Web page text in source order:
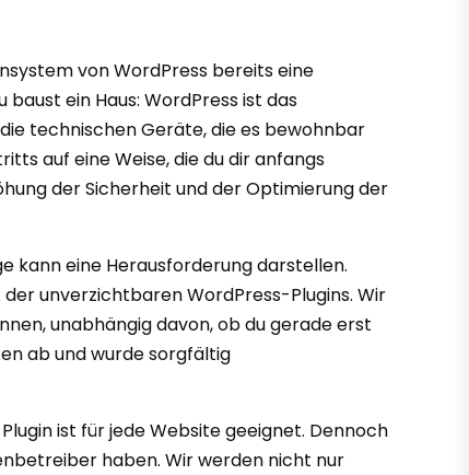
von WordPress bereits eine
ein Haus: WordPress ist das
technischen Geräte, die es bewohnbar
auf eine Weise, die du dir anfangs
der Sicherheit und der Optimierung der
kann eine Herausforderung darstellen.
unverzichtbaren WordPress-Plugins. Wir
unabhängig davon, ob du gerade erst
ab und wurde sorgfältig
ist für jede Website geeignet. Dennoch
haben. Wir werden nicht nur